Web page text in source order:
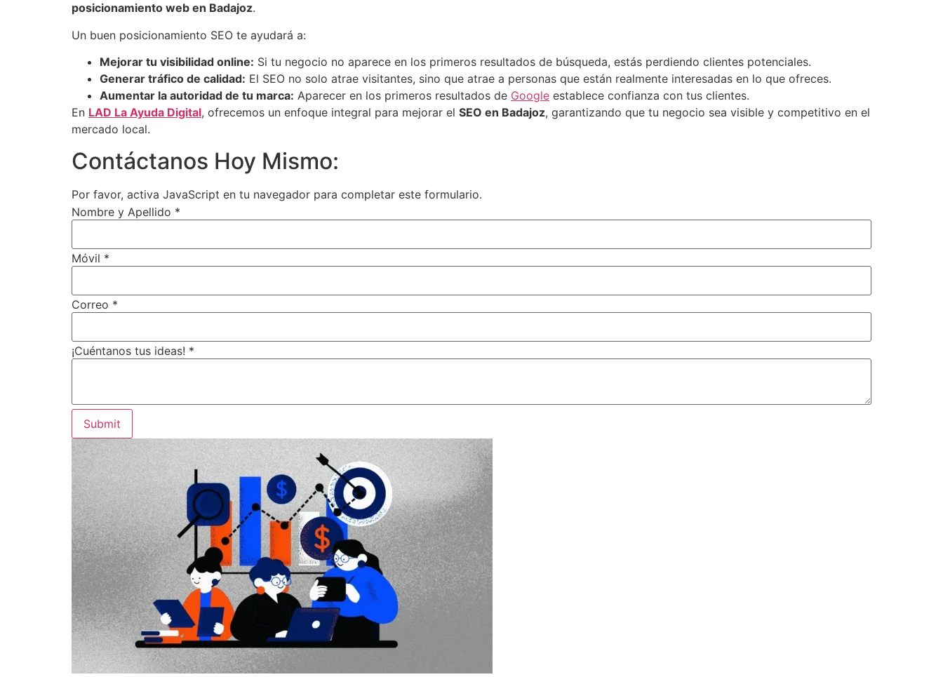
posicionamiento web en Badajoz.
Un buen posicionamiento SEO te ayudará a:
Mejorar tu visibilidad online: Si tu negocio no aparece en los primeros resultados de búsqueda, estás perdiendo clientes potenciales.
Generar tráfico de calidad: El SEO no solo atrae visitantes, sino que atrae a personas que están realmente interesadas en lo que ofreces.
Aumentar la autoridad de tu marca: Aparecer en los primeros resultados de Google establece confianza con tus clientes.
En LAD La Ayuda Digital, ofrecemos un enfoque integral para mejorar el SEO en Badajoz, garantizando que tu negocio sea visible y competitivo en el
mercado local.
Contáctanos Hoy Mismo:
Por favor, activa JavaScript en tu navegador para completar este formulario.
Nombre y Apellido *
Móvil *
Correo *
¡Cuéntanos tus ideas! *
Submit